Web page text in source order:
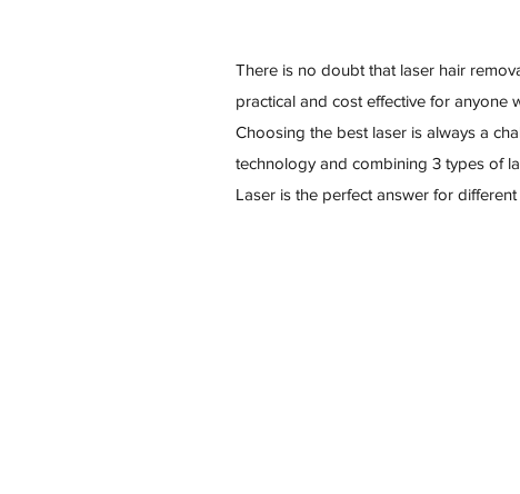
There is no doubt that laser hair
practical and cost effective for anyone
Choosing the best laser is always a
technology and combining 3 types of
Laser is the perfect answer for